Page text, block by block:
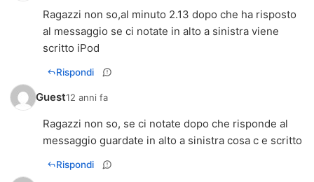
Ragazzi non so,al minuto 2.13 dopo che ha risposto
al messaggio se ci notate in alto a sinistra viene
scritto iPod
Rispondi
Guest12 anni fa
Ragazzi non so, se ci notate dopo che risponde al
messaggio guardate in alto a sinistra cosa c e scritto
Rispondi